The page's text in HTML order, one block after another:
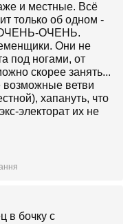
и местные. Всё
только об одном -
ОЧЕНЬ-ОЧЕНЬ.
Они не
под ногами, от
скорее занять...
возможные ветви
хапануть, что
электорат их не
против Пороха
и
не снесли. А этих,
Пороха ещё
в бочку с